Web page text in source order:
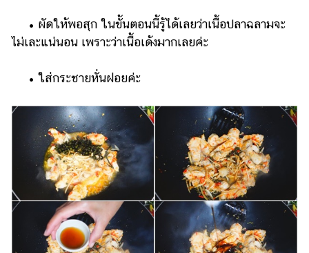
• ผัดให้พอสุก ในขั้นตอนนี้รู้ได้เลยว่าเนื้อปลาฉลามจะ
ไม่เละแน่นอน เพราะว่าเนื้อเด้งมากเลยค่ะ
• ใส่กระชายหั่นฝอยค่ะ